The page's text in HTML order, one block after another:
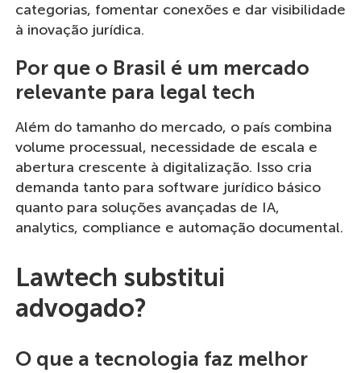
categorias, fomentar conexões e dar visibilidade
à inovação jurídica.
Por que o Brasil é um mercado
relevante para legal tech
Além do tamanho do mercado, o país combina
volume processual, necessidade de escala e
abertura crescente à digitalização. Isso cria
demanda tanto para software jurídico básico
quanto para soluções avançadas de IA,
analytics, compliance e automação documental.
Lawtech substitui
advogado?
O que a tecnologia faz melhor